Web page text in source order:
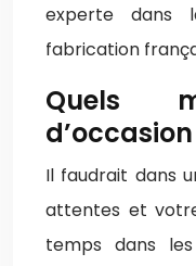
experte dans
fabrication
Quels
Il faudrait dans
attentes et
temps dans